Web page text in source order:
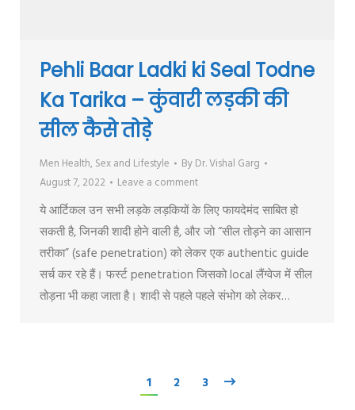
Pehli Baar Ladki ki Seal Todne
Ka Tarika – कुंवारी लड़की की
सील कैसे तोड़े
Men Health, Sex and Lifestyle By Dr. Vishal Garg
August 7, 2022
Leave a comment
ये आर्टिकल उन सभी लड़के लड़कियों के लिए फायदेमंद साबित हो
सकती है, जिनकी शादी होने वाली है, और जो “सील तोड़ने का आसान
तरीका” (safe penetration) को लेकर एक authentic guide
सर्च कर रहे हैं। फर्स्ट penetration जिसको local लैंग्वेज में सील
तोड़ना भी कहा जाता है। शादी से पहले पहले संभोग को लेकर…
1 2 3